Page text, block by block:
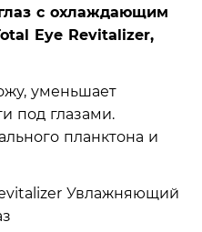
с охлаждающим
Eye Revitalizer,
уменьшает
под глазами.
планктона и